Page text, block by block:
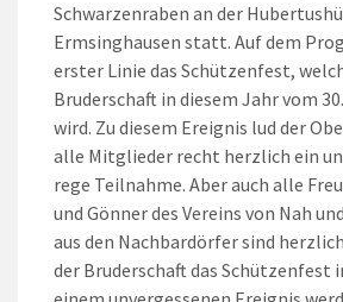
Schwarzenraben an der
Ermsinghausen statt. Auf dem
erster Linie das Schützenfest,
Bruderschaft in diesem Jahr vom
wird. Zu diesem Ereignis lud der
alle Mitglieder recht herzlich ein
rege Teilnahme. Aber auch alle
und Gönner des Vereins von Nah
aus den Nachbardörfer sind
der Bruderschaft das Schützenfest